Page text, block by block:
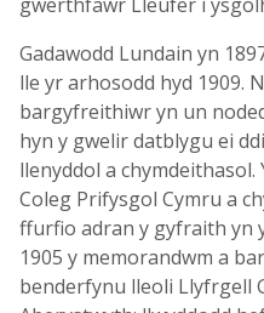
Gadawodd Lundain yn
lle yr arhosodd hyd 1909.
bargyfreithiwr yn un
hyn y gwelir datblygu ei
llenyddol a
Coleg Prifysgol Cymru a
ffurfio adran y gyfraith yn
1905 y memorandwm a
benderfynu lleoli Llyfrgell